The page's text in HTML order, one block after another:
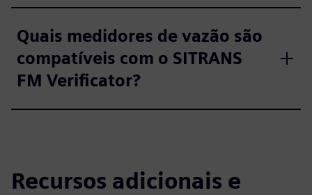
Quais medidores de vazão são
compatíveis com o SITRANS
FM Verificator?
Recursos adicionais e